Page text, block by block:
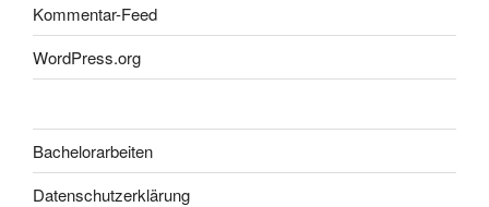
Kommentar-Feed
WordPress.org
Bachelorarbeiten
Datenschutzerklärung